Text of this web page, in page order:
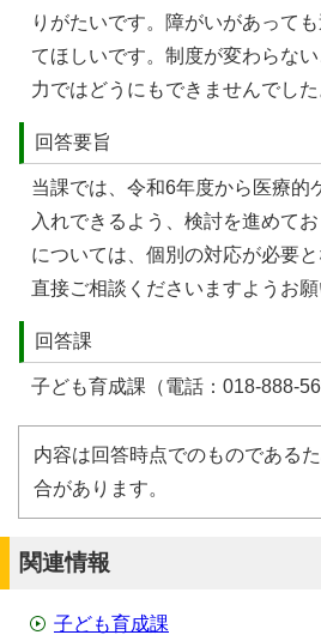
りがたいです。障がいがあって
てほしいです。制度が変わらな
⼒ではどうにもできませんでした
回答要旨
当課では、令和6年度から医療的
入れできるよう、検討を進めて
については、個別の対応が必要
直接ご相談くださいますようお願
回答課
子ども育成課（電話：018-888-
内容は回答時点でのものである
合があります。
関連情報
子ども育成課